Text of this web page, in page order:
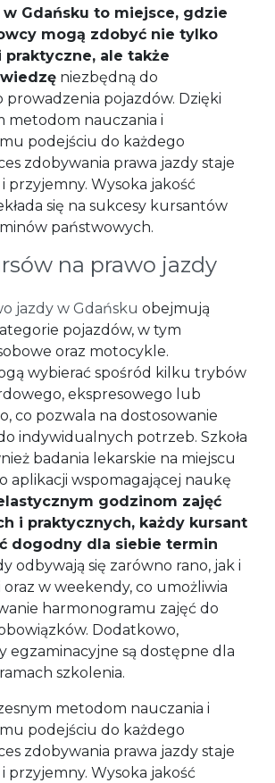
w Gdańsku to miejsce, gdzie
mogą zdobyć nie tylko
ale także
niezbędną do
prowadzenia pojazdów. Dzięki
metodom nauczania i
podejściu do każdego
zdobywania prawa jazdy staje
przyjemny. Wysoka jakość
się na sukcesy kursantów
państwowych.
na prawo jazdy
jazdy w Gdańsku obejmują
pojazdów, w tym
oraz motocykle.
wybierać spośród kilku trybów
ekspresowego lub
co pozwala na dostosowanie
indywidualnych potrzeb. Szkoła
badania lekarskie na miejscu
aplikacji wspomagającej naukę
godzinom zajęć
i praktycznych, każdy kursant
dogodny dla siebie termin
odbywają się zarówno rano, jak i
oraz w weekendy, co umożliwia
harmonogramu zajęć do
Dodatkowo,
egzaminacyjne są dostępne dla
szkolenia.
metodom nauczania i
podejściu do każdego
zdobywania prawa jazdy staje
przyjemny. Wysoka jakość